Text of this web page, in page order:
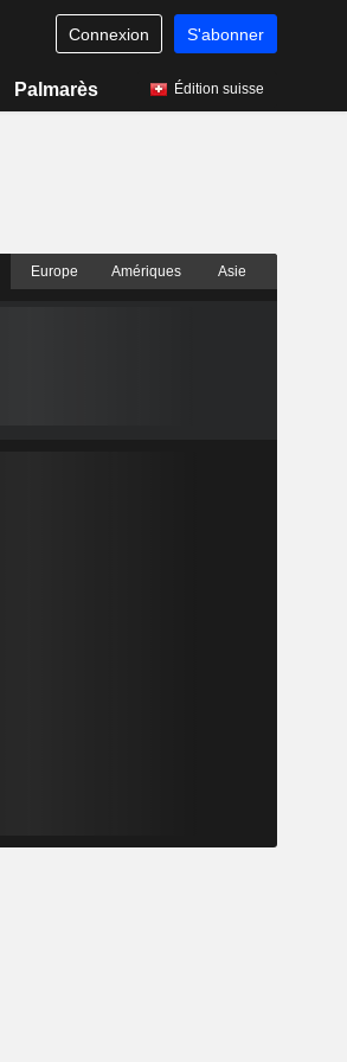
Connexion S'abonner
Palmarès Édition suisse
Europe Amériques Asie